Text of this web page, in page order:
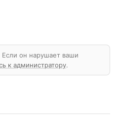
Если он нарушает ваши
к администратору.